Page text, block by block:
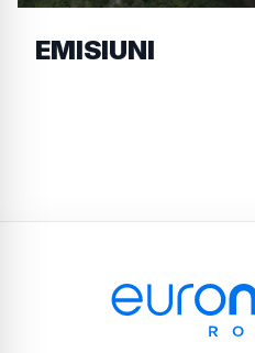
EMISIUNI